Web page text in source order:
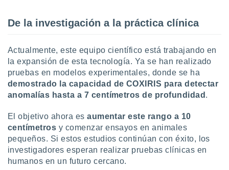
De la investigación a la práctica clínica
Actualmente, este equipo científico está trabajando en
la expansión de esta tecnología. Ya se han realizado
pruebas en modelos experimentales, donde se ha
demostrado la capacidad de COXIRIS para detectar
anomalías hasta a 7 centímetros de profundidad .
El objetivo ahora esaumentar este rango a 10
centímetros y comenzar ensayos en animales
pequeños. Si estos estudios continúan con éxito, los
investigadores esperan realizar pruebas clínicas en
humanos en un futuro cercano.